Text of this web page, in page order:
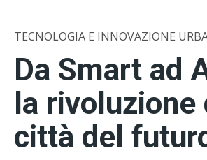
TECNOLOGIA E INNOVAZIONE
Da Smart ad
la rivoluzione
città del